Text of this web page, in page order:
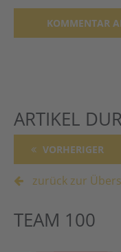
ARTIKEL
VORHERIGER
zurück zur
TEAM 100